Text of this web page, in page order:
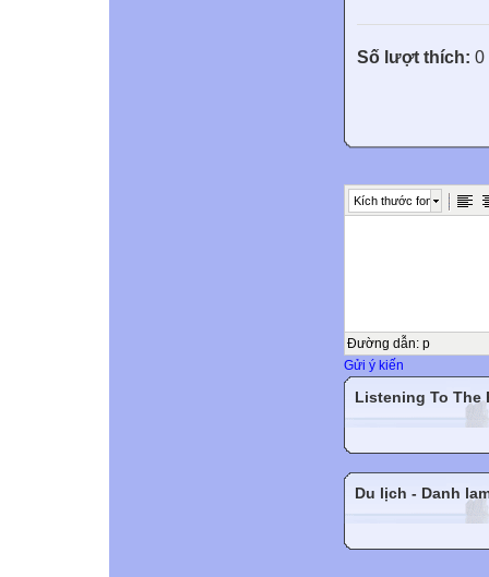
Số lượt thích: 0
Kích thước font
Đường dẫn: p
Gửi ý kiến
Listening To The
Du lịch - Danh